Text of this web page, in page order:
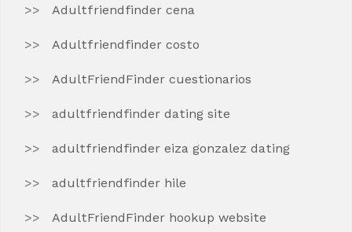
Adultfriendfinder cena
Adultfriendfinder costo
AdultFriendFinder cuestionarios
adultfriendfinder dating site
adultfriendfinder eiza gonzalez dating
adultfriendfinder hile
AdultFriendFinder hookup website